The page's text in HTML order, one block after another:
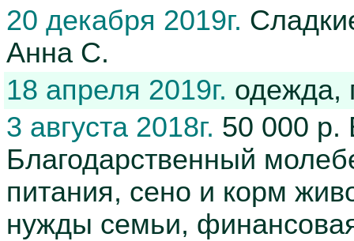
20 декабря 2019г.
Анна С.
18 апреля 2019г. одежда,
3 августа 2018г. 50 000 р.
Благодарственный
питания, сено и корм
нужды семьи,